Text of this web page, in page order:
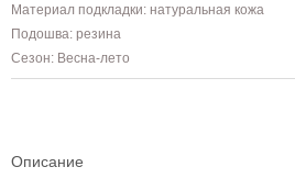
Материал подкладки: натуральная кожа
Подошва: резина
Сезон: Весна-лето
Описание